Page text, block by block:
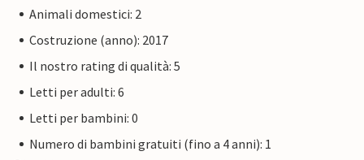
famiglia.
La Priwall è una penisola lunga circa tre chilometri tra il
Mar Baltico e la Trave, nella parte orientale dello
Schleswig-Holstein, e appartiene a Lubecca dal 1226.
Divertimento in spiaggia, nuoto, sport acquatici e
avventura proprio davanti alla porta della vostra casa
vacanze.
Animali domestici: 2
Costruzione (anno): 2017
Il nostro rating di qualità: 5
Letti per adulti: 6
Letti per bambini: 0
Numero di bambini gratuiti (fino a 4 anni): 1